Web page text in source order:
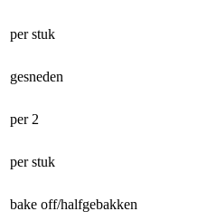
per stuk
gesneden
per 2
per stuk
bake off/halfgebakken